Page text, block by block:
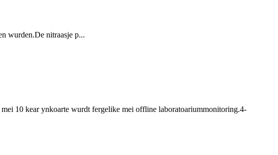
wurden.De nitraasje p...
10 kear ynkoarte wurdt fergelike mei offline laboratoariummonitoring.4-